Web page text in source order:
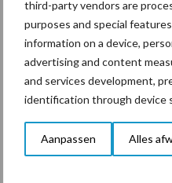
third-party vendors are
purposes and special
information on a device,
advertising and content
and services development,
identification through device
Aanpassen Alles
Diergezondheid
Bedrijfsnieuws